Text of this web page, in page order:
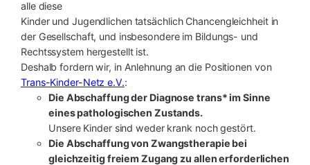
alle diese
Kinder und Jugendlichen tatsächlich Chancengleichheit in
der Gesellschaft, und insbesondere im Bildungs- und
Rechtssystem hergestellt ist.
Deshalb fordern wir, in Anlehnung an die Positionen von
Trans-Kinder-Netz e.V.:
Die Abschaffung der Diagnose trans* im Sinne
eines pathologischen Zustands.
Unsere Kinder sind weder krank noch gestört.
Die Abschaffung von Zwangstherapie bei
gleichzeitig freiem Zugang zu allen erforderlichen